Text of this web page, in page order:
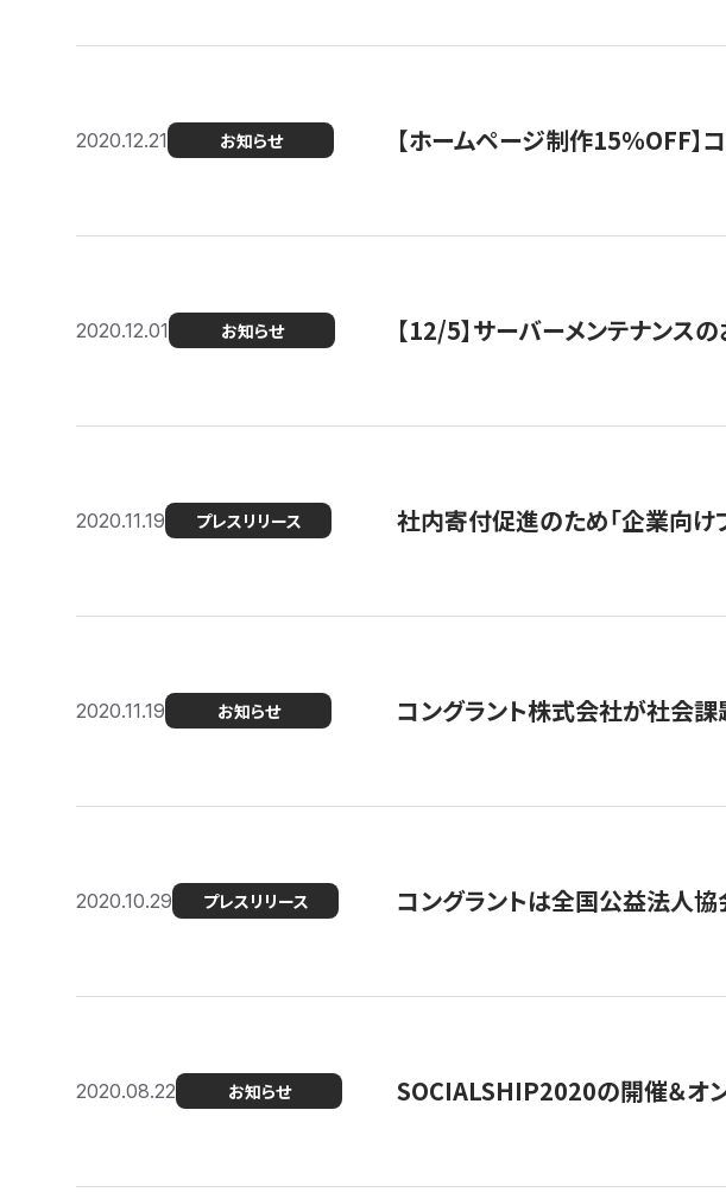
2020.12.21 お知らせ 【ホームページ制作15％OFF】
2020.12.01 お知らせ 【12/5】サーバーメンテナンス
2020.11.19 プレスリリース 社内寄付促進のため「企業向け
2020.11.19 お知らせ コングラント株式会社が社会
2020.10.29 プレスリリース コングラントは全国公益法人
2020.08.22 お知らせ SOCIALSHIP2020の開催＆オ